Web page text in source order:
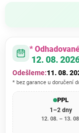
*
12. 08.
Odešleme:11. 08.
* bez garance u doručení
PPL
1–2 dny
12. 08. – 13.